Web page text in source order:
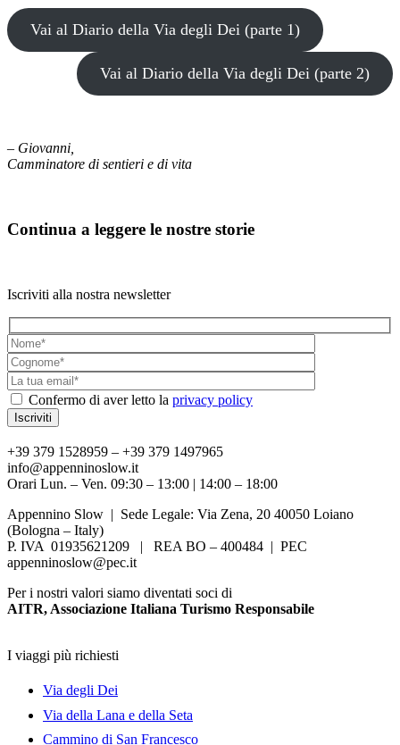
Vai al Diario della Via degli Dei (parte 1)
Vai al Diario della Via degli Dei (parte 2)
– Giovanni,
Camminatore di sentieri e di vita
Continua a leggere le nostre storie
Iscriviti alla nostra newsletter
Confermo di aver letto la privacy policy
+39 379 1528959 – +39 379 1497965
info@appenninoslow.it
Orari Lun. – Ven. 09:30 – 13:00 | 14:00 – 18:00
Appennino Slow | Sede Legale: Via Zena, 20 40050 Loiano
(Bologna – Italy)
P. IVA 01935621209 | REA BO – 400484 | PEC
appenninoslow@pec.it
Per i nostri valori siamo diventati soci di
AITR, Associazione Italiana Turismo Responsabile
I viaggi più richiesti
Via degli Dei
Via della Lana e della Seta
Cammino di San Francesco